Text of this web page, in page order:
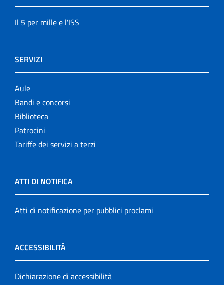
Il 5 per mille e l'ISS
SERVIZI
Aule
Bandi e concorsi
Biblioteca
Patrocini
Tariffe dei servizi a terzi
ATTI DI NOTIFICA
Atti di notificazione per pubblici proclami
ACCESSIBILITÀ
Dichiarazione di accessibilità